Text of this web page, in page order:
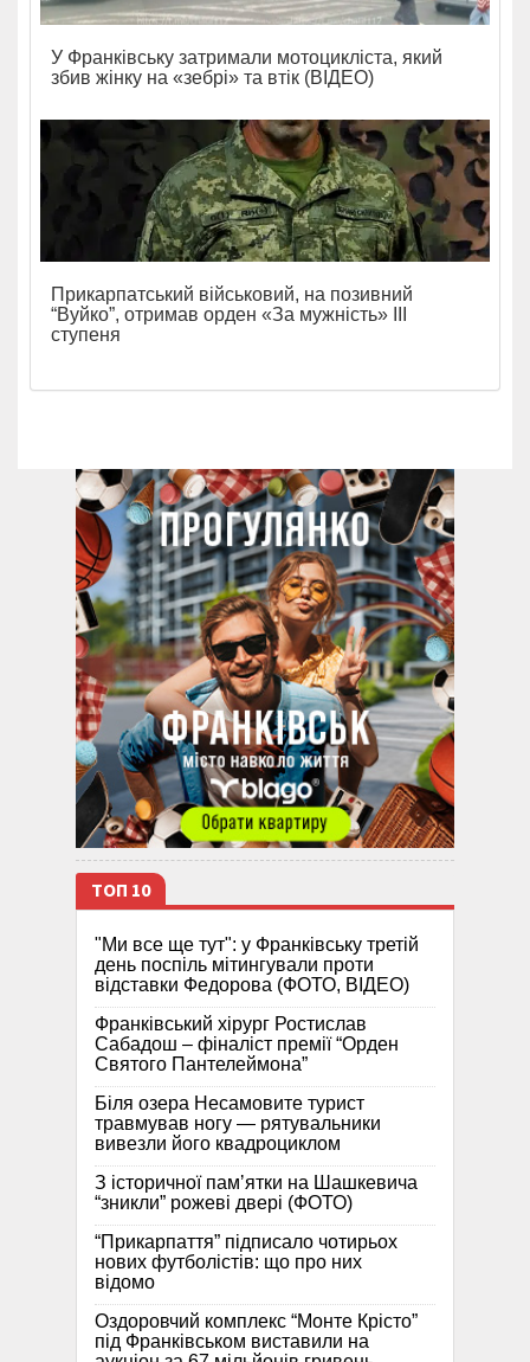
У Франківську затримали мотоцикліста, який
збив жінку на «зебрі» та втік (ВІДЕО)
Прикарпатський військовий, на позивний
“Вуйко”, отримав орден «За мужність» ІІІ
ступеня
ТОП 10
"Ми все ще тут": у Франківську третій
день поспіль мітингували проти
відставки Федорова (ФОТО, ВІДЕО)
Франківський хірург Ростислав
Сабадош – фіналіст премії “Орден
Святого Пантелеймона”
Біля озера Несамовите турист
травмував ногу — рятувальники
вивезли його квадроциклом
З історичної памʼятки на Шашкевича
“зникли” рожеві двері (ФОТО)
“Прикарпаття” підписало чотирьох
нових футболістів: що про них
відомо
Оздоровчий комплекс “Монте Крісто”
під Франківськом виставили на